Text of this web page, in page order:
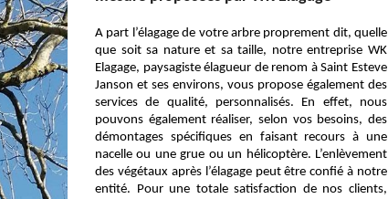
A part l’élagage de votre arbre proprement dit, quelle
que soit sa nature et sa taille, notre entreprise WK
Elagage, paysagiste élagueur de renom à Saint Esteve
Janson et ses environs, vous propose également des
services de qualité, personnalisés. En effet, nous
pouvons également réaliser, selon vos besoins, des
démontages spécifiques en faisant recours à une
nacelle ou une grue ou un hélicoptère. L’enlèvement
des végétaux après l’élagage peut être confié à notre
entité. Pour une totale satisfaction de nos clients,